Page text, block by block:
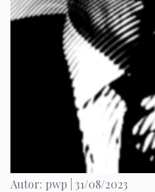
Autor: pwp | 31/08/2023